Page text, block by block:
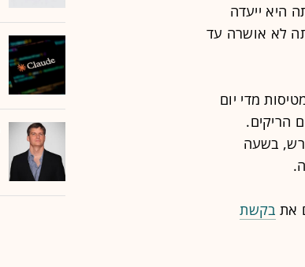
היא ייעדה
לא אושרה עד
מדי יום
הריקים.
בשעה
את בקשת